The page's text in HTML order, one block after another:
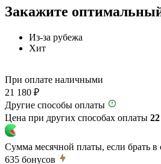
Закажите
Из-за рубежа
Хит
При оплате наличными
21 180 ₽
Другие способы оплаты
Цена при других способах оплаты
Сумма месячной платы, если брать в
635 бонусов